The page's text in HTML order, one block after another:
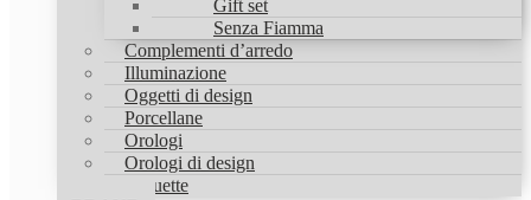
Gift set
Senza Fiamma
Complementi d’arredo
Illuminazione
Oggetti di design
Porcellane
Orologi
Orologi di design
Statuette